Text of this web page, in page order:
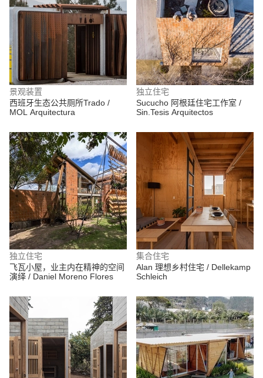
景观装置
西班牙生态公共厕所Trado /
MOL Arquitectura
独立住宅
Sucucho 阿根廷住宅工作室 /
Sin.Tesis Arquitectos
独立住宅
飞瓦小屋，业主内在精神的空间
演绎 / Daniel Moreno Flores
集合住宅
Alan 理想乡村住宅 / Dellekamp
Schleich